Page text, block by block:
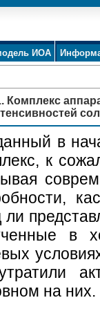
ИОА
Комплекс
в
к
ли
в
на них.